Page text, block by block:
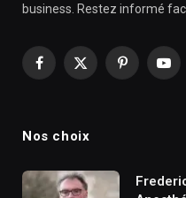
business. Restez informé
Facebook
X
Pinterest
Nos choix